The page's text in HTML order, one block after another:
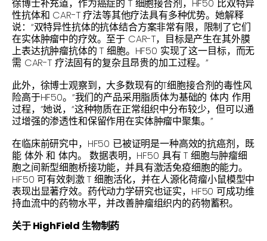
徐博士补充道，作为癌症的 T 细胞接合剂，HF50 比双特异
性抗体和 CAR-T 疗法等其他疗法具有多种优势。她解释
说：“双特异性抗体的抗体结合方案非常有限，限制了它们
在实体肿瘤中的疗效。至于 CAR-T，目标是产生在其外膜
上表达抗肿瘤抗体的 T 细胞。HF50 实现了这一目标，而无
需 CAR-T 疗法固有的复杂且昂贵的加工过程。”
此外，徐博士观察到，大多数现有的T细胞接合剂的毒性风
险高于HF50。“我们的产品采用脂质体为基础的体内 作用
过程，”她说，“这种物质在正常组织中分布较少，但可以通
过增强的渗透性和保留作用在实体肿瘤中聚集。”
在临床前研究中，HF50 已被证明是一种高效的抗癌剂，既
能 体外和 体内。
数据表明，HF50 具有 T 细胞与肿瘤细
胞之间新型细胞桥接功能，并具有激活免疫细胞的能力。
HF50 可有效刺激 T 细胞活化，并在人源化荷瘤小鼠模型中
表现出显著疗效。药代动力学研究也证实，HF50 可成功维
持血流中的药物水平，并改善肿瘤组织内的药物蓄积。
关于 HighField 生物制药